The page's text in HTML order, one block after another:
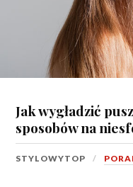
Jak wygładzić
sposobów na
STYLOWYTOP